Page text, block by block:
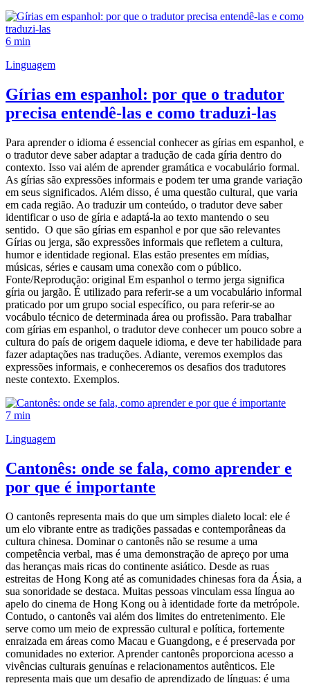
6 min
Linguagem
Gírias em espanhol: por que o tradutor
precisa entendê-las e como traduzi-las
Para aprender o idioma é essencial conhecer as gírias em espanhol, e
o tradutor deve saber adaptar a tradução de cada gíria dentro do
contexto. Isso vai além de aprender gramática e vocabulário formal.
As gírias são expressões informais e podem ter uma grande variação
em seus significados. Além disso, é uma questão cultural, que varia
em cada região. Ao traduzir um conteúdo, o tradutor deve saber
identificar o uso de gíria e adaptá-la ao texto mantendo o seu
sentido. O que são gírias em espanhol e por que são relevantes
Gírias ou jerga, são expressões informais que refletem a cultura,
humor e identidade regional. Elas estão presentes em mídias,
músicas, séries e causam uma conexão com o público.
Fonte/Reprodução: original Em espanhol o termo jerga significa
gíria ou jargão. É utilizado para referir-se a um vocabulário informal
praticado por um grupo social específico, ou para referir-se ao
vocábulo técnico de determinada área ou profissão. Para trabalhar
com gírias em espanhol, o tradutor deve conhecer um pouco sobre a
cultura do país de origem daquele idioma, e deve ter habilidade para
fazer adaptações nas traduções. Adiante, veremos exemplos das
expressões informais, e conheceremos os desafios dos tradutores
neste contexto. Exemplos.
7 min
Linguagem
Cantonês: onde se fala, como aprender e
por que é importante
O cantonês representa mais do que um simples dialeto local: ele é
um elo vibrante entre as tradições passadas e contemporâneas da
cultura chinesa. Dominar o cantonês não se resume a uma
competência verbal, mas é uma demonstração de apreço por uma
das heranças mais ricas do continente asiático. Desde as ruas
estreitas de Hong Kong até as comunidades chinesas fora da Ásia, a
sua sonoridade se destaca. Muitas pessoas vinculam essa língua ao
apelo do cinema de Hong Kong ou à identidade forte da metrópole.
Contudo, o cantonês vai além dos limites do entretenimento. Ele
serve como um meio de expressão cultural e política, fortemente
enraizada em áreas como Macau e Guangdong, e é preservada por
comunidades no exterior. Aprender cantonês proporciona acesso a
vivências culturais genuínas e relacionamentos autênticos. Ele
representa mais que um desafio de aprendizado de línguas: é uma